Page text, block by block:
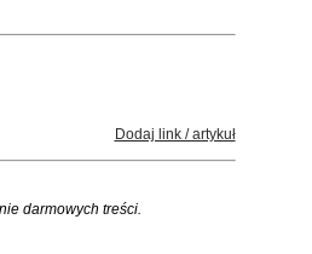
Dodaj link / artykuł
darmowych treści.